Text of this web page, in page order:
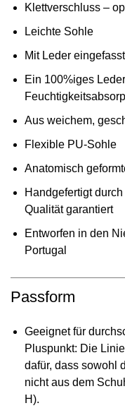
Klettverschluss –
Leichte Sohle
Mit Leder
Ein 100%iges
Aus weichem,
Flexible PU-Sohle
Anatomisch
Handgefertigt
Qualität garantiert
Entworfen in den
Portugal
Passform
Geeignet für
Pluspunkt: Die
dafür, dass sowohl
nicht aus dem
H).